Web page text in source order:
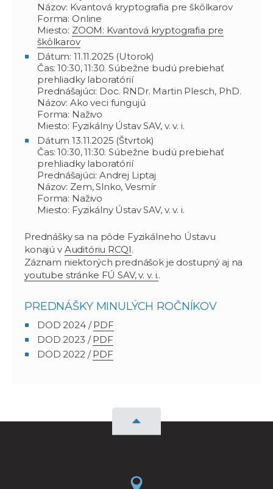
Názov: Kvantová kryptografia pre škôlkarov
Forma: Online
Miesto: ZOOM: Kvantová kryptografia pre
škôlkarov
Dátum: 11.11.2025 (Utorok)
Čas: 10:30, 11:30. Súbežne budú prebiehať
prehliadky laboratórií
Prednášajúci: Doc. RNDr. Martin Plesch, PhD.
Názov: Ako veci fungujú
Forma: Naživo
Miesto: Fyzikálny Ústav SAV, v. v. i.
Dátum 13.11.2025 (Štvrtok)
Čas: 10:30, 11:30. Súbežne budú prebiehať
prehliadky laboratórií
Prednášajúci: Andrej Liptaj
Názov: Zem, Slnko, Vesmír
Forma: Naživo
Miesto: Fyzikálny Ústav SAV, v. v. i.
Prednášky sa na pôde Fyzikálneho Ústavu
konajú v Auditóriu RCQI.
Záznam niektorých prednášok je dostupný aj na
youtube stránke FÚ SAV, v. v. i..
PREDNÁŠKY MINULÝCH ROČNÍKOV
DOD 2024 /PDF
DOD 2023 /PDF
DOD 2022 /PDF